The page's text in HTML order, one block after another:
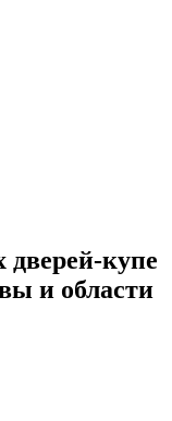
купе
и области